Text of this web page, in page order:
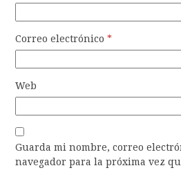
Correo electrónico*
Web
Guarda mi nombre, correo
navegador para la próxima vez